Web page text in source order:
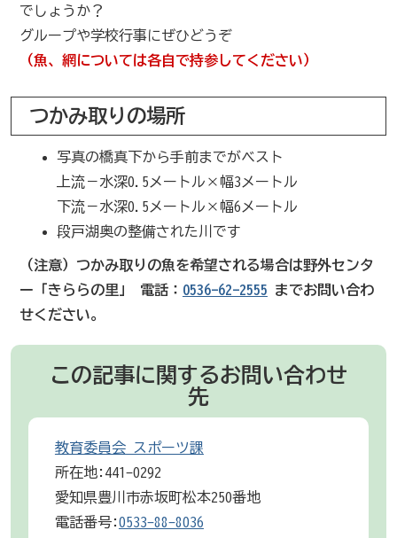
でしょうか？
グループや学校行事にぜひどうぞ
（魚、網については各自で持参してください）
つかみ取りの場所
写真の橋真下から手前までがベスト
上流－水深0.5メートル×幅3メートル
下流－水深0.5メートル×幅6メートル
段戸湖奥の整備された川です
（注意）つかみ取りの魚を希望される場合は野外センタ
ー「きららの里」 電話： 0536-62-2555 までお問い合わ
せください。
この記事に関するお問い合わせ
先
教育委員会 スポーツ課
所在地:441-0292
愛知県豊川市赤坂町松本250番地
電話番号:0533-88-8036